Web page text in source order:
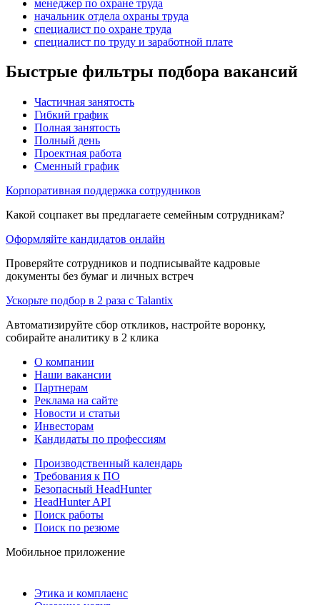
менеджер по охране труда
начальник отдела охраны труда
специалист по охране труда
специалист по труду и заработной плате
Быстрые фильтры подбора вакансий
Частичная занятость
Гибкий график
Полная занятость
Полный день
Проектная работа
Сменный график
Корпоративная поддержка сотрудников
Какой соцпакет вы предлагаете семейным сотрудникам?
Оформляйте кандидатов онлайн
Проверяйте сотрудников и подписывайте кадровые
документы без бумаг и личных встреч
Ускорьте подбор в 2 раза с Talantix
Автоматизируйте сбор откликов, настройте воронку,
собирайте аналитику в 2 клика
О компании
Наши вакансии
Партнерам
Реклама на сайте
Новости и статьи
Инвесторам
Кандидаты по профессиям
Производственный календарь
Требования к ПО
Безопасный HeadHunter
HeadHunter API
Поиск работы
Поиск по резюме
Мобильное приложение
Этика и комплаенс